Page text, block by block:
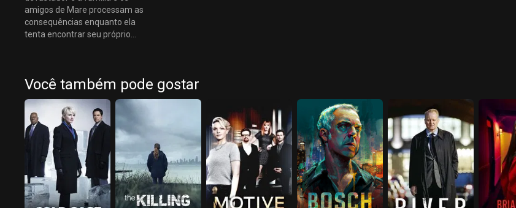
amigos de Mare processam as
consequências enquanto ela
tenta encontrar seu próprio
Você também pode gostar